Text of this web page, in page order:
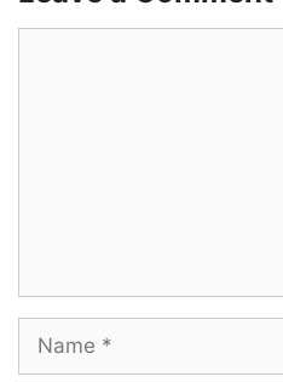
Muthathilae vallal ivan
Piriyaadhae enai endru
Valaiyalgal vaadhaadudho
Name